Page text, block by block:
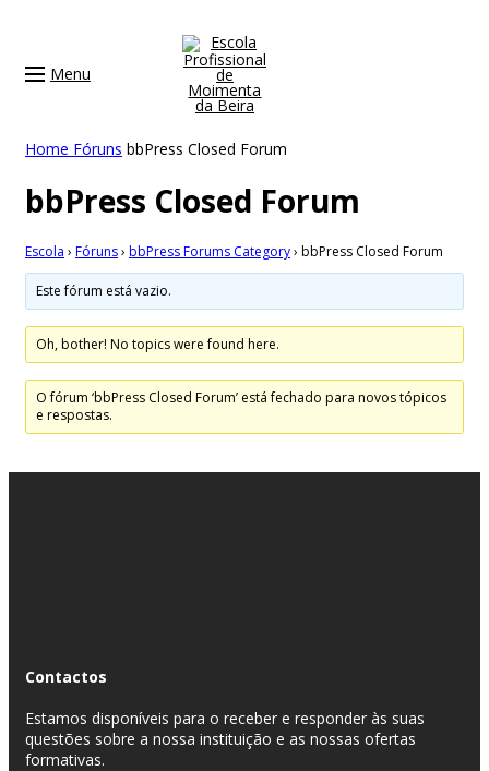
Menu
Home Fóruns bbPress Closed Forum
bbPress Closed Forum
Escola › Fóruns› bbPress Forums Category› bbPress Closed Forum
Este fórum está vazio.
Oh, bother! No topics were found here.
O fórum ‘bbPress Closed Forum’ está fechado para novos tópicos
e respostas.
Contactos
Estamos disponíveis para o receber e responder às suas
questões sobre a nossa instituição e as nossas ofertas
formativas.